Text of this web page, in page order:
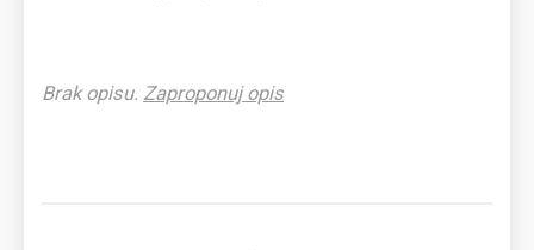
Brak opisu. Zaproponuj opis